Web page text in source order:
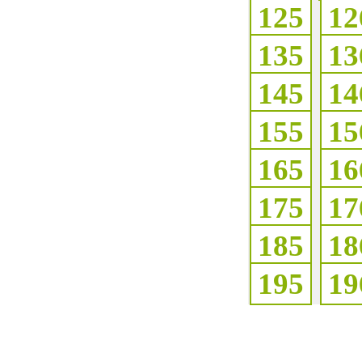
125
135
145
155
165
175
185
195